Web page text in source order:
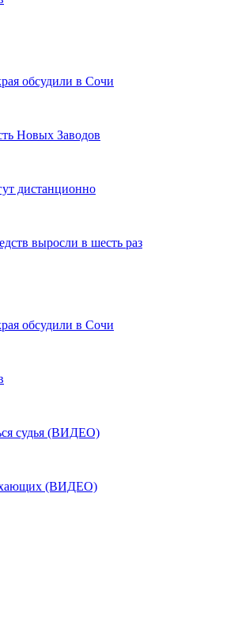
обсудили в Сочи
Новых Заводов
дистанционно
выросли в шесть раз
обсудили в Сочи
судья (ВИДЕО)
(ВИДЕО)